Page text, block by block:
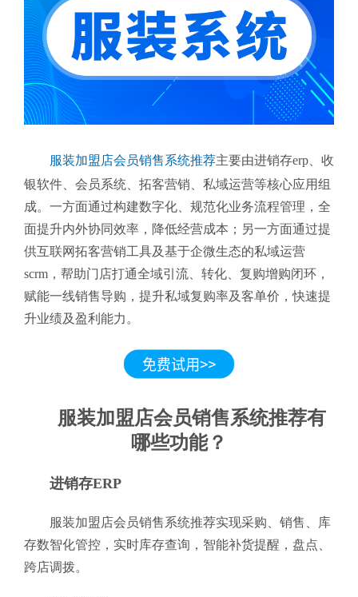
服装加盟店会员销售系统推荐主要由进销存erp、收
银软件、会员系统、拓客营销、私域运营等核心应用组
成。一方面通过构建数字化、规范化业务流程管理，全
面提升内外协同效率，降低经营成本；另一方面通过提
供互联网拓客营销工具及基于企微生态的私域运营
scrm，帮助门店打通全域引流、转化、复购增购闭环，
赋能一线销售导购，提升私域复购率及客单价，快速提
升业绩及盈利能力。
服装加盟店会员销售系统推荐有
哪些功能？
进销存ERP
服装加盟店会员销售系统推荐实现采购、销售、库
存数智化管控，实时库存查询，智能补货提醒，盘点、
跨店调拨。